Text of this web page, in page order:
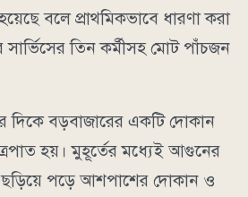
বলে প্রাথমিকভাবে ধারণা করা
সার্ভিসের তিন কর্মীসহ মোট পাঁচজন
দিকে বড়বাজারের একটি দোকান
হয়। মুহূর্তের মধ্যেই আগুনের
ছড়িয়ে পড়ে আশপাশের দোকান ও